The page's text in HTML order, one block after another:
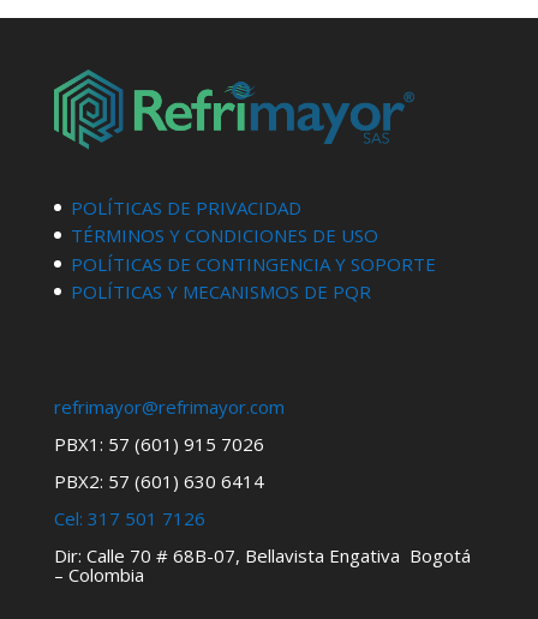
POLÍTICAS DE PRIVACIDAD
TÉRMINOS Y CONDICIONES DE USO
POLÍTICAS DE CONTINGENCIA Y SOPORTE
POLÍTICAS Y MECANISMOS DE PQR
refrimayor@refrimayor.com
PBX1: 57 (601) 915 7026
PBX2: 57 (601) 630 6414
Cel: 317 501 7126
Dir: Calle 70 # 68B-07, Bellavista Engativa Bogotá
– Colombia